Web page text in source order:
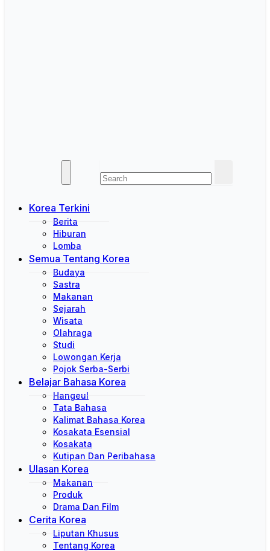
Korea Terkini
Berita
Hiburan
Lomba
Semua Tentang Korea
Budaya
Sastra
Makanan
Sejarah
Wisata
Olahraga
Studi
Lowongan Kerja
Pojok Serba-Serbi
Belajar Bahasa Korea
Hangeul
Tata Bahasa
Kalimat Bahasa Korea
Kosakata Esensial
Kosakata
Kutipan Dan Peribahasa
Ulasan Korea
Makanan
Produk
Drama Dan Film
Cerita Korea
Liputan Khusus
Tentang Korea